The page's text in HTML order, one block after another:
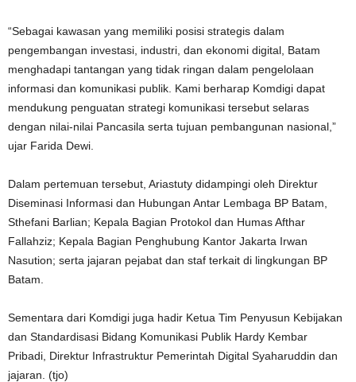
“Sebagai kawasan yang memiliki posisi strategis dalam
pengembangan investasi, industri, dan ekonomi digital, Batam
menghadapi tantangan yang tidak ringan dalam pengelolaan
informasi dan komunikasi publik. Kami berharap Komdigi dapat
mendukung penguatan strategi komunikasi tersebut selaras
dengan nilai-nilai Pancasila serta tujuan pembangunan nasional,”
ujar Farida Dewi.
Dalam pertemuan tersebut, Ariastuty didampingi oleh Direktur
Diseminasi Informasi dan Hubungan Antar Lembaga BP Batam,
Sthefani Barlian; Kepala Bagian Protokol dan Humas Afthar
Fallahziz; Kepala Bagian Penghubung Kantor Jakarta Irwan
Nasution; serta jajaran pejabat dan staf terkait di lingkungan BP
Batam.
Sementara dari Komdigi juga hadir Ketua Tim Penyusun Kebijakan
dan Standardisasi Bidang Komunikasi Publik Hardy Kembar
Pribadi, Direktur Infrastruktur Pemerintah Digital Syaharuddin dan
jajaran. (tjo)